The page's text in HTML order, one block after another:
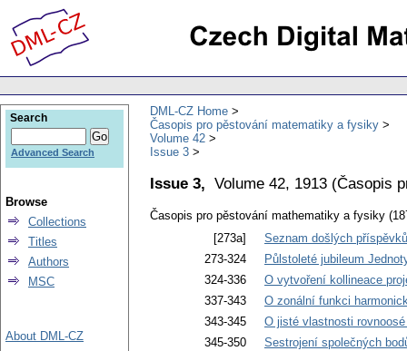
DML-CZ Home
Časopis pro pěstování matematiky a fysiky
Volume 42
Issue 3
Issue 3, Volume 42, 1913 (Časopis
Časopis pro pěstování mathematiky a fysiky
[273a]
Seznam došlých
273-324
Půlstoleté jubileum
324-336
O vytvoření kollineace
337-343
O zonální funkci
343-345
O jisté vlastnosti rovnoosé
345-350
Sestrojení společných
Search
Advanced Search
Browse
Collections
Titles
Authors
MSC
About DML-CZ